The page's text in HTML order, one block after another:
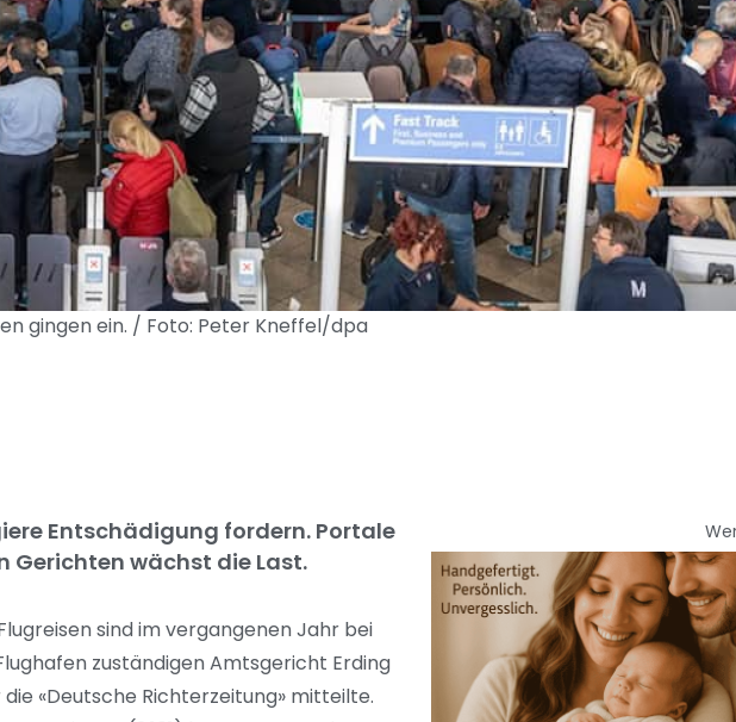
gingen ein. / Foto: Peter Kneffel/dpa
Entschädigung fordern. Portale
Gerichten wächst die Last.
sind im vergangenen Jahr bei
zuständigen Amtsgericht Erding
«Deutsche Richterzeitung» mitteilte.